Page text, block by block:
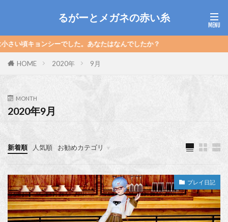
るがーとメガネの赤い糸
でした。あなたはなんでしたか？
HOME 2020年 9月
MONTH
2020年9月
新着順 人気順 お勧めカテゴリ
プレイ日記
ACスク結果発表
ソマリの珍道中
動画
プレイ日記